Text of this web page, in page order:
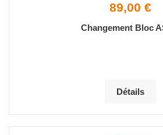
89,00 €
Changement Bloc
Détails